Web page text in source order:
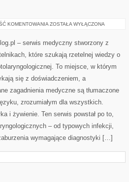
KOMENTOWANIA STOMATOLOGIA
GENETYKA
ZOSTAŁA WYŁĄCZONA
– serwis medyczny stworzony z
które szukają rzetelnej wiedzy o
To miejsce, w którym
się z doświadczeniem, a
zagadnienia medyczne są tłumaczone
zrozumiałym dla wszystkich.
i żywienie. Ten serwis powstał po to,
– od typowych infekcji,
wymagające diagnostyki […]